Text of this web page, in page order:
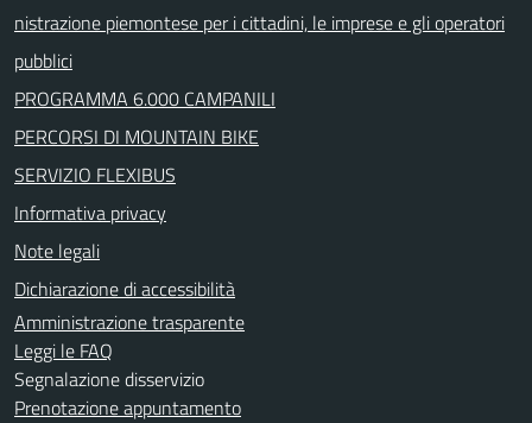
nistrazione piemontese per i cittadini, le imprese e gli operatori
pubblici
PROGRAMMA 6.000 CAMPANILI
PERCORSI DI MOUNTAIN BIKE
SERVIZIO FLEXIBUS
Informativa privacy
Note legali
Dichiarazione di accessibilità
Amministrazione trasparente
Leggi le FAQ
Segnalazione disservizio
Prenotazione appuntamento